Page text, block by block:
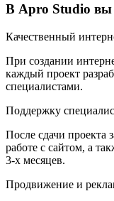
В Apro Studio вы
Качественный
При создании
каждый проект
специалистами.
Поддержку
После сдачи проекта
работе с сайтом, а
3-х месяцев.
Продвижение и